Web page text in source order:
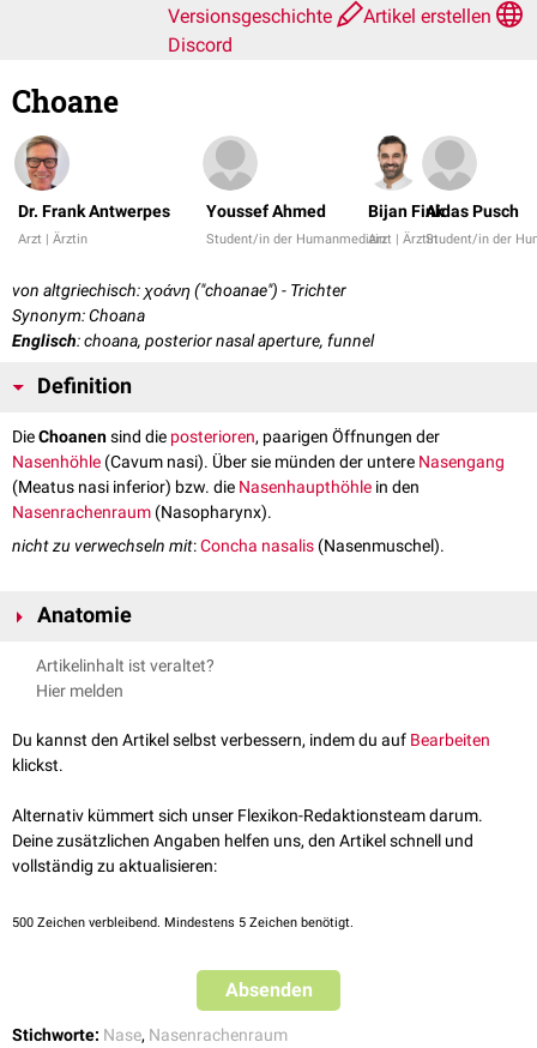
Versionsgeschichte
Artikel erstellen
Discord
Choane
Dr. Frank Antwerpes
Arzt | Ärztin
Youssef Ahmed
Student/in der Humanmedizin
Bijan Fink
Arzt | Ärztin
Aidas Pusch
Student/in der
von altgriechisch: χοάνη ("choanae") - Trichter
Synonym: Choana
Englisch: choana, posterior nasal aperture, funnel
Definition
DieChoanensind die posterioren, paarigen Öffnungen der
Nasenhöhle (Cavum nasi). Über sie münden der untere Nasengang
(Meatus nasi inferior) bzw. die Nasenhaupthöhle in den
Nasenrachenraum (Nasopharynx).
nicht zu verwechseln mit:Concha nasalis (Nasenmuschel).
Anatomie
Die Choanen liegen im Bereich der
superior und posterior: vom vorderen Teil desOs sphenoidale
lateral
DasVomer(Pflugscharbein) trennt die linke und rechte Choane
voneinander.
Artikelinhalt ist veraltet?
Hier melden
Du kannst den Artikel selbst verbessern, indem du auf Bearbeiten
klickst.
Alternativ kümmert sich unser Flexikon-Redaktionsteam darum.
Deine zusätzlichen Angaben helfen uns, den Artikel schnell und
vollständig zu aktualisieren:
500 Zeichen verbleibend. Mindestens 5 Zeichen benötigt.
Absenden
Stichworte: Nase, Nasenrachenraum